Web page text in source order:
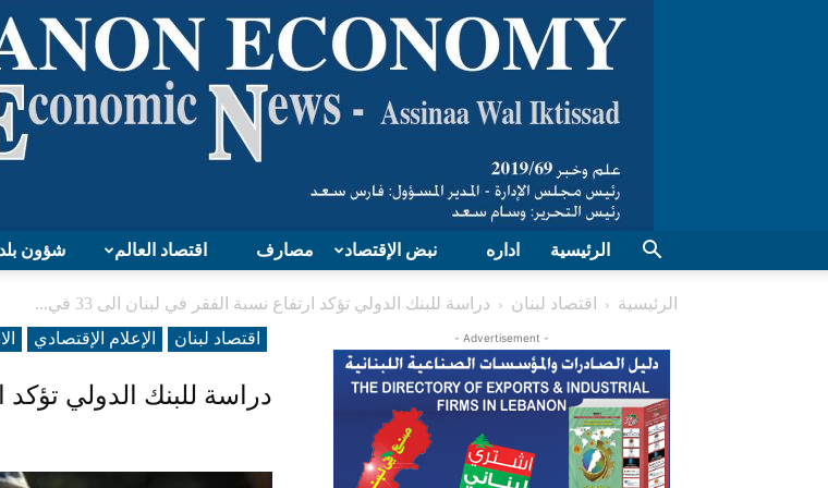
Lebanon
شؤون اقتصاد العالم مصارف نبض الإقتصاد اداره الرئيسية
الرئيسية اقتصاد لبنان
دراسة للبنك الدولي تؤكد ارتفاع نسبة الفقر في لبنان الى 33 في...
اقتصاد لبنان
الإعلام الإقتصادي
دراسة للبنك الدولي تؤكد
- Advertisement -